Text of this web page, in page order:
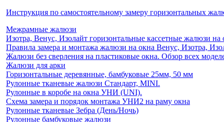
Инструкция по самостоятельному замеру горизонтальных
Межрамные жалюзи
Изотра, Венус, Изолайт горизонтальные кассетные жалюзи на
Правила замера и монтажа жалюзи на окна Венус, Изотра,
Жалюзи без сверления на пластиковые окна. Обзор всех
Жалюзи для арки
Горизонтальные деревянные, бамбуковые 25мм, 50 мм
Рулонные тканевые жалюзи Стандарт, MINI.
Рулонные в коробе на окна УНИ (UNI).
Схема замера и порядок монтажа УНИ2 на раму окна
Рулонные тканевые Зебра (День/Ночь)
Рулонные бамбуковые жалюзи